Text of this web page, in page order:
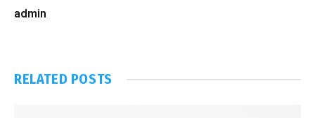
admin
RELATED POSTS